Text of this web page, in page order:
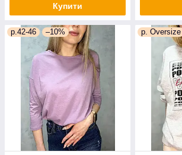
Купити
р.42-46 –10% р. Oversize